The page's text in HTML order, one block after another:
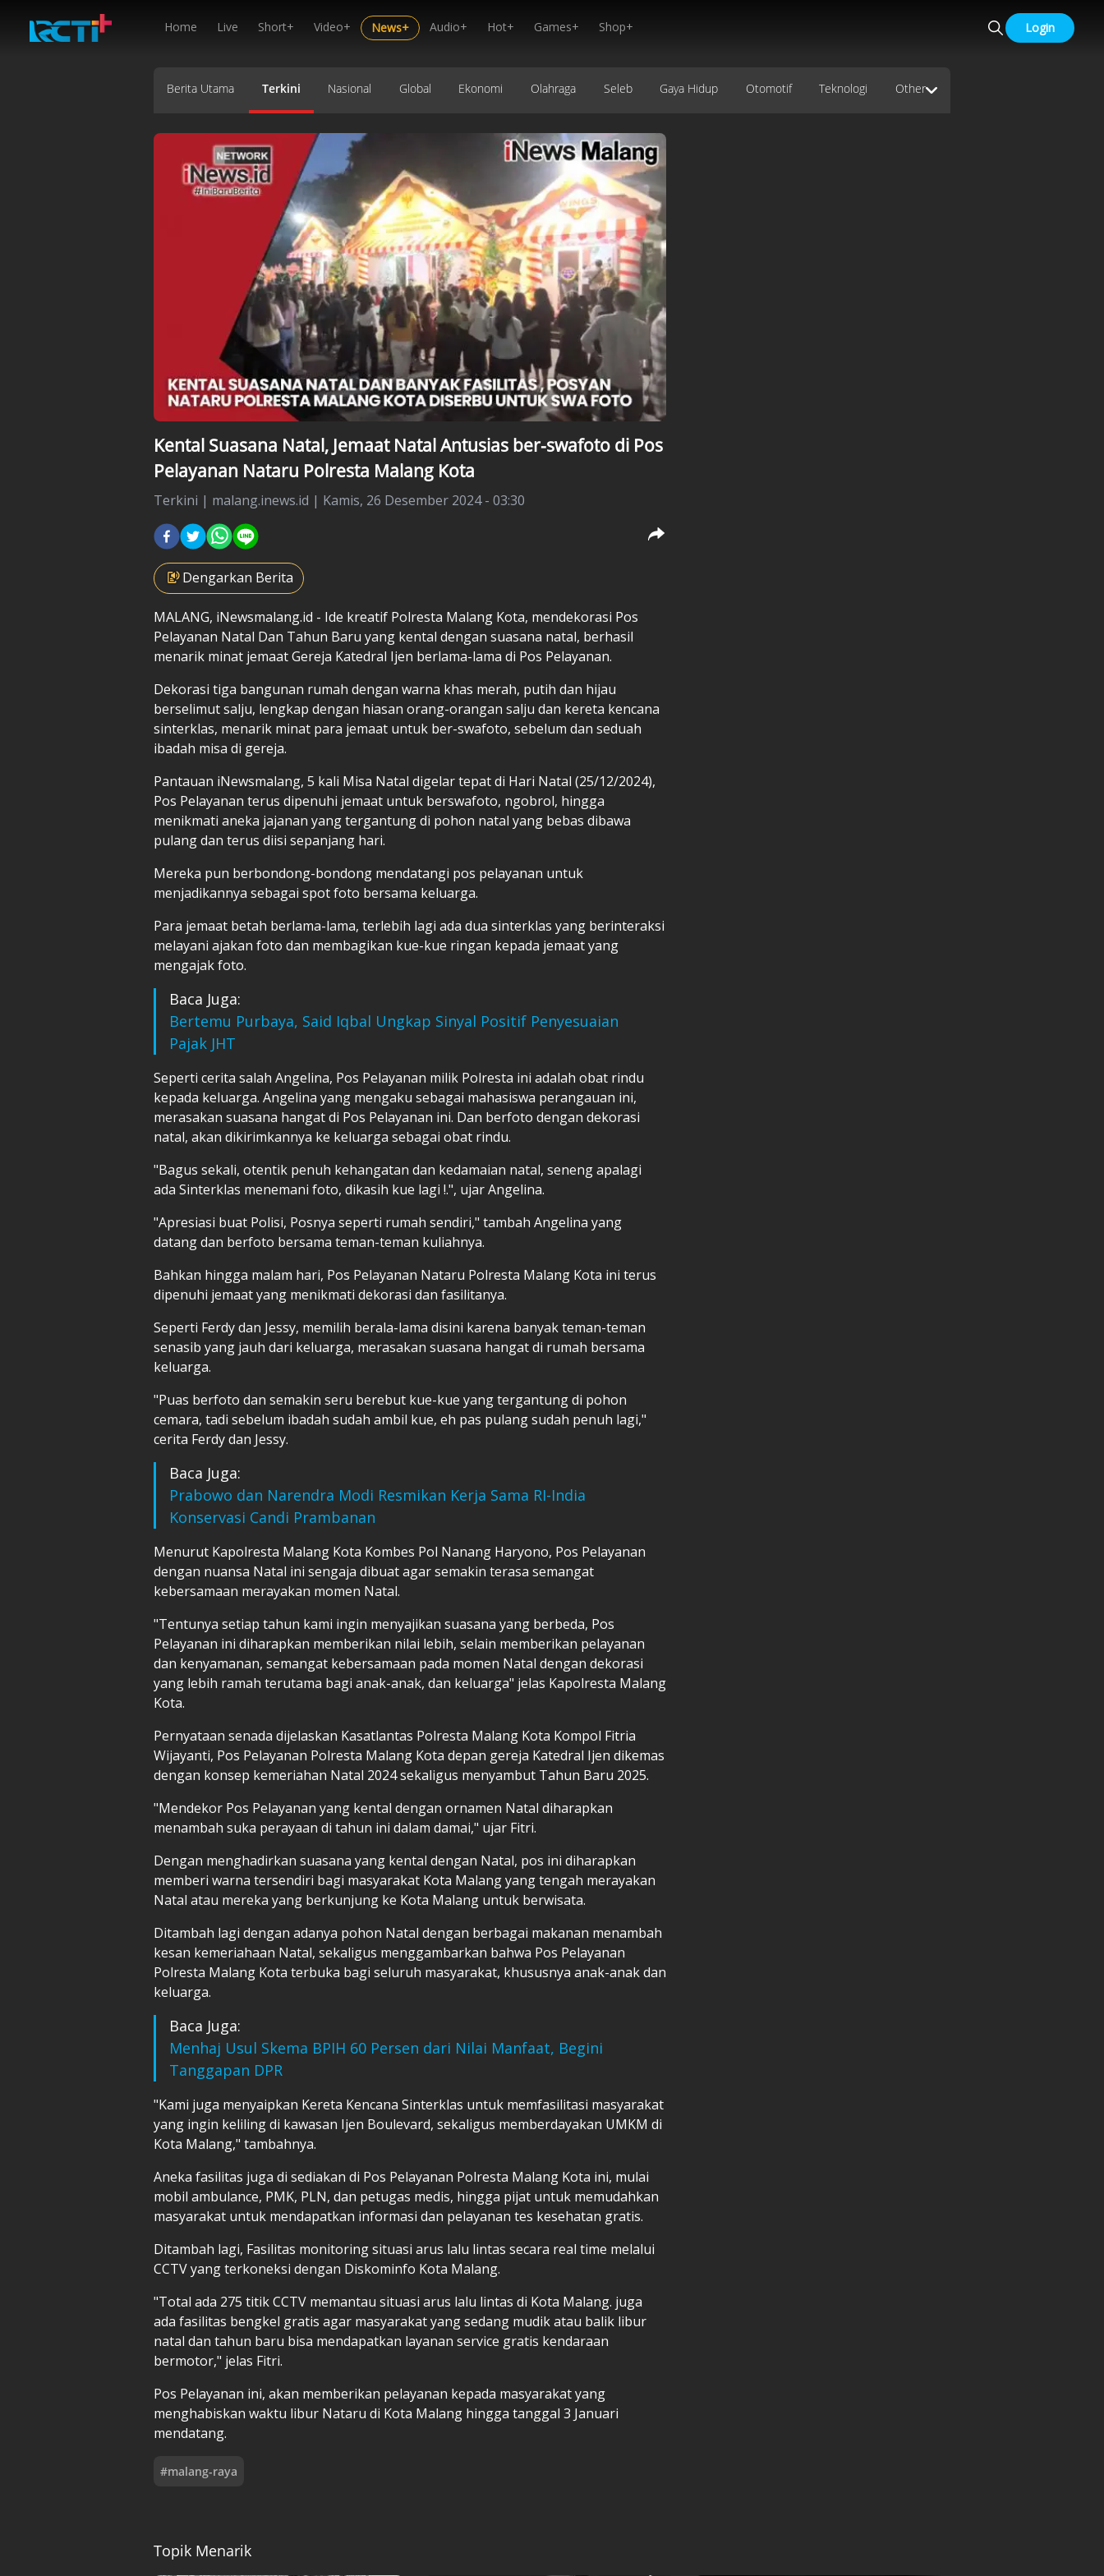
Home Live Short+ Video+ News+ Audio+ Hot+ Games+ Shop+ Login
Berita Utama Terkini Nasional Global Ekonomi Olahraga Seleb Gaya Hidup Otomotif Teknologi Other
Kental Suasana Natal, Jemaat Natal Antusias ber-swafoto di Pos
Pelayanan Nataru Polresta Malang Kota
Terkini | malang.inews.id | Kamis, 26 Desember 2024 - 03:30
Dengarkan Berita
MALANG, iNewsmalang.id - Ide kreatif Polresta Malang Kota, mendekorasi Pos
Pelayanan Natal Dan Tahun Baru yang kental dengan suasana natal, berhasil
menarik minat jemaat Gereja Katedral Ijen berlama-lama di Pos Pelayanan.
Dekorasi tiga bangunan rumah dengan warna khas merah, putih dan hijau
berselimut salju, lengkap dengan hiasan orang-orangan salju dan kereta kencana
sinterklas, menarik minat para jemaat untuk ber-swafoto, sebelum dan seduah
ibadah misa di gereja.
Pantauan iNewsmalang, 5 kali Misa Natal digelar tepat di Hari Natal (25/12/2024),
Pos Pelayanan terus dipenuhi jemaat untuk berswafoto, ngobrol, hingga
menikmati aneka jajanan yang tergantung di pohon natal yang bebas dibawa
pulang dan terus diisi sepanjang hari.
Mereka pun berbondong-bondong mendatangi pos pelayanan untuk
menjadikannya sebagai spot foto bersama keluarga.
Para jemaat betah berlama-lama, terlebih lagi ada dua sinterklas yang berinteraksi
melayani ajakan foto dan membagikan kue-kue ringan kepada jemaat yang
mengajak foto.
Baca Juga:
Bertemu Purbaya, Said Iqbal Ungkap Sinyal Positif Penyesuaian
Pajak JHT
Seperti cerita salah Angelina, Pos Pelayanan milik Polresta ini adalah obat rindu
kepada keluarga. Angelina yang mengaku sebagai mahasiswa perangauan ini,
merasakan suasana hangat di Pos Pelayanan ini. Dan berfoto dengan dekorasi
natal, akan dikirimkannya ke keluarga sebagai obat rindu.
"Bagus sekali, otentik penuh kehangatan dan kedamaian natal, seneng apalagi
ada Sinterklas menemani foto, dikasih kue lagi !.", ujar Angelina.
"Apresiasi buat Polisi, Posnya seperti rumah sendiri," tambah Angelina yang
datang dan berfoto bersama teman-teman kuliahnya.
Bahkan hingga malam hari, Pos Pelayanan Nataru Polresta Malang Kota ini terus
dipenuhi jemaat yang menikmati dekorasi dan fasilitanya.
Seperti Ferdy dan Jessy, memilih berala-lama disini karena banyak teman-teman
senasib yang jauh dari keluarga, merasakan suasana hangat di rumah bersama
keluarga.
"Puas berfoto dan semakin seru berebut kue-kue yang tergantung di pohon
cemara, tadi sebelum ibadah sudah ambil kue, eh pas pulang sudah penuh lagi,"
cerita Ferdy dan Jessy.
Baca Juga:
Prabowo dan Narendra Modi Resmikan Kerja Sama RI-India
Konservasi Candi Prambanan
Menurut Kapolresta Malang Kota Kombes Pol Nanang Haryono, Pos Pelayanan
dengan nuansa Natal ini sengaja dibuat agar semakin terasa semangat
kebersamaan merayakan momen Natal.
"Tentunya setiap tahun kami ingin menyajikan suasana yang berbeda, Pos
Pelayanan ini diharapkan memberikan nilai lebih, selain memberikan pelayanan
dan kenyamanan, semangat kebersamaan pada momen Natal dengan dekorasi
yang lebih ramah terutama bagi anak-anak, dan keluarga" jelas Kapolresta Malang
Kota.
Pernyataan senada dijelaskan Kasatlantas Polresta Malang Kota Kompol Fitria
Wijayanti, Pos Pelayanan Polresta Malang Kota depan gereja Katedral Ijen dikemas
dengan konsep kemeriahan Natal 2024 sekaligus menyambut Tahun Baru 2025.
"Mendekor Pos Pelayanan yang kental dengan ornamen Natal diharapkan
menambah suka perayaan di tahun ini dalam damai," ujar Fitri.
Dengan menghadirkan suasana yang kental dengan Natal, pos ini diharapkan
memberi warna tersendiri bagi masyarakat Kota Malang yang tengah merayakan
Natal atau mereka yang berkunjung ke Kota Malang untuk berwisata.
Ditambah lagi dengan adanya pohon Natal dengan berbagai makanan menambah
kesan kemeriahaan Natal, sekaligus menggambarkan bahwa Pos Pelayanan
Polresta Malang Kota terbuka bagi seluruh masyarakat, khususnya anak-anak dan
keluarga.
Baca Juga:
Menhaj Usul Skema BPIH 60 Persen dari Nilai Manfaat, Begini
Tanggapan DPR
"Kami juga menyaipkan Kereta Kencana Sinterklas untuk memfasilitasi masyarakat
yang ingin keliling di kawasan Ijen Boulevard, sekaligus memberdayakan UMKM di
Kota Malang," tambahnya.
Aneka fasilitas juga di sediakan di Pos Pelayanan Polresta Malang Kota ini, mulai
mobil ambulance, PMK, PLN, dan petugas medis, hingga pijat untuk memudahkan
masyarakat untuk mendapatkan informasi dan pelayanan tes kesehatan gratis.
Ditambah lagi, Fasilitas monitoring situasi arus lalu lintas secara real time melalui
CCTV yang terkoneksi dengan Diskominfo Kota Malang.
"Total ada 275 titik CCTV memantau situasi arus lalu lintas di Kota Malang. juga
ada fasilitas bengkel gratis agar masyarakat yang sedang mudik atau balik libur
natal dan tahun baru bisa mendapatkan layanan service gratis kendaraan
bermotor," jelas Fitri.
Pos Pelayanan ini, akan memberikan pelayanan kepada masyarakat yang
menghabiskan waktu libur Nataru di Kota Malang hingga tanggal 3 Januari
mendatang.
#malang-raya
Topik Menarik